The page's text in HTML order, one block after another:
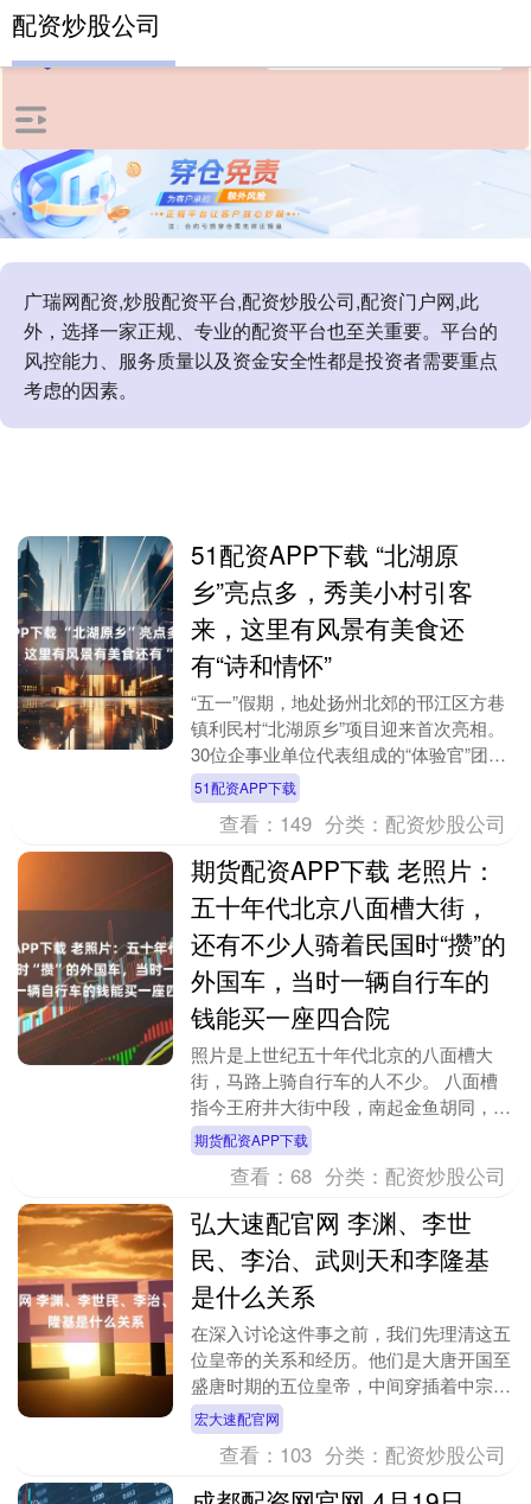
广瑞网配资,炒股配资平台,配资炒股公司,配资门户网,此
外，选择一家正规、专业的配资平台也至关重要。平台的
风控能力、服务质量以及资金安全性都是投资者需要重点
考虑的因素。
配资炒股公司
51配资APP下载 “北湖原
乡”亮点多，秀美小村引客
来，这里有风景有美食还
有“诗和情怀”
“五一”假期，地处扬州北郊的邗江区方巷
镇利民村“北湖原乡”项目迎来首次亮相。
30位企事业单位代表组成的“体验官”团
队，本土新大众文艺群体组成的“北湖志
友”，两支....
51配资APP下载
查看： 149 分类： 配资炒股公司
期货配资APP下载 老照片：
五十年代北京八面槽大街，
还有不少人骑着民国时“攒”的
外国车，当时一辆自行车的
钱能买一座四合院
照片是上世纪五十年代北京的八面槽大
街，马路上骑自行车的人不少。 八面槽
指今王府井大街中段，南起金鱼胡同，北
至灯市西口，长约500米。1915年北洋政
府正式命名“....
期货配资APP下载
查看：68 分类： 配资炒股公司
弘大速配官网 李渊、李世
民、李治、武则天和李隆基
是什么关系
在深入讨论这件事之前，我们先理清这五
位皇帝的关系和经历。他们是大唐开国至
盛唐时期的五位皇帝，中间穿插着中宗与
睿宗。整体来看，这五位皇帝各有千秋，
总体素质不低。 ....
宏大速配官网
查看： 103 分类： 配资炒股公司